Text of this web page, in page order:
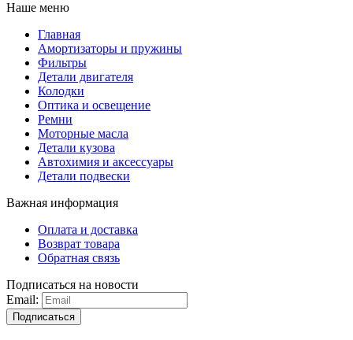
Наше меню
Главная
Амортизаторы и пружины
Фильтры
Детали двигателя
Колодки
Оптика и освещение
Ремни
Моторные масла
Детали кузова
Автохимия и аксессуары
Детали подвески
Важная информация
Оплата и доставка
Возврат товара
Обратная связь
Подписаться на новости
Email:
Подписаться